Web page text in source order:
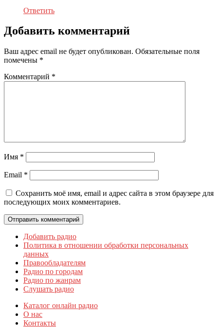
Ответить
Добавить комментарий
Ваш адрес email не будет опубликован. Обязательные поля
помечены *
Комментарий *
Имя *
Email *
Сохранить моё имя, email и адрес сайта в этом браузере для
последующих моих комментариев.
Добавить радио
Политика в отношении обработки персональных
данных
Правообладателям
Радио по городам
Радио по жанрам
Слушать радио
Каталог онлайн радио
О нас
Контакты